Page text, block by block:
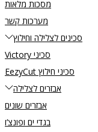
מסכות מלאות
מערכות קשר
סכינים לצלילה וחילוץ
סכיני Victory
סכיני חילוץ EezyCut
אבזרים לצלילה
אבזרים שונים
בגדי ים ופונצ’ו